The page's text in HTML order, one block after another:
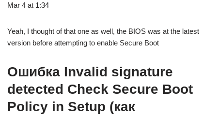
Mar 4 at 1:34
Yeah, I thought of that one as well, the BIOS was at the latest
version before attempting to enable Secure Boot
Ошибка Invalid signature
detected Check Secure Boot
Policy in Setup (как